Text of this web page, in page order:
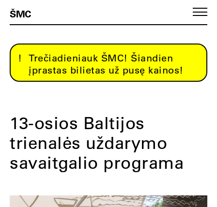
ŠMC
Trečiadieniauk ŠMC! Šiandien
įprastas bilietas už pusę kainos!
13-osios Baltijos
trienalės uždarymo
savaitgalio programa